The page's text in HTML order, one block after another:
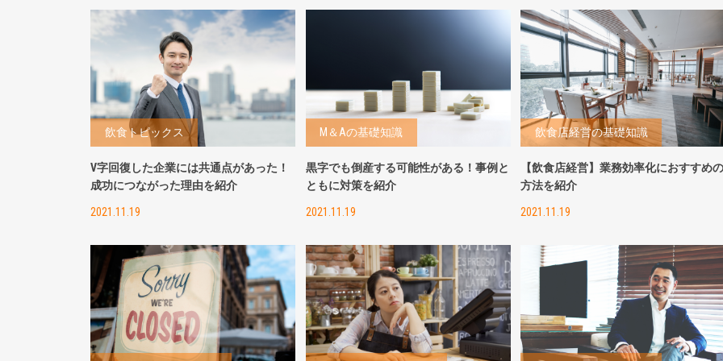
飲食トピックス
V字回復した企業には共通点があった！
成功につながった理由を紹介
2021.11.19
M＆Aの基礎知識
黒字でも倒産する可能性がある！事例と
ともに対策を紹介
2021.11.19
飲食店経営の基礎知識
【飲食店経営】業務効率化におすすめ
方法を紹介
2021.11.19